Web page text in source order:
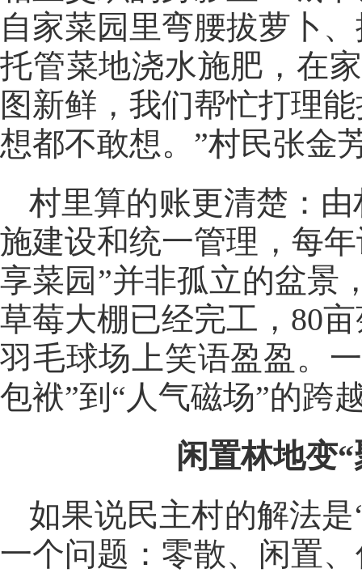
自家菜园里弯腰拔萝卜
托管菜地浇水施肥，在
图新鲜，我们帮忙打理
想都不敢想。”村民张金
村里算的账更清楚：
施建设和统一管理，每
享菜园”并非孤立的盆景
草莓大棚已经完工，80
羽毛球场上笑语盈盈。
包袱”到“人气磁场”的跨
闲置林地变
如果说民主村的解法
一个问题：零散、闲置